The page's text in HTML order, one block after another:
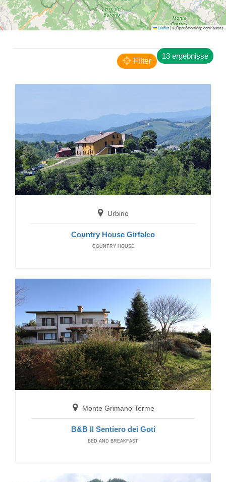
Monte Grimano Terme
Belforte all'Isauro
B&B La Pace
Carpegna
Hotel Ulisse
HOTELS
Leaflet|© OpenStreetMap contributors
13 ergebnisse
Filter
Urbino
Country House Girfalco
COUNTRY HOUSE
Monte Grimano Terme
B&B Il Sentiero dei Goti
BED AND BREAKFAST